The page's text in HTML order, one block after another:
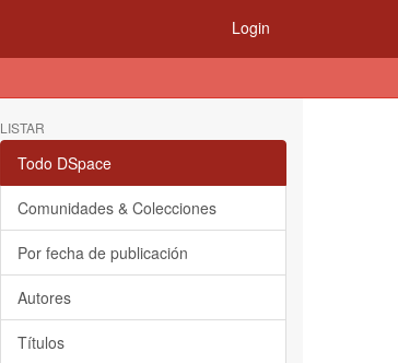
Login
LISTAR
Todo DSpace
Comunidades & Colecciones
Por fecha de publicación
Autores
Títulos